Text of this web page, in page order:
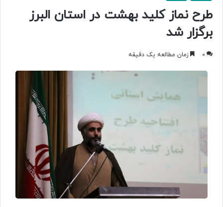
طرح نماز کلید بهشت در استان البرز
برگزار شد
0 زمان مطالعه یک دقیقه